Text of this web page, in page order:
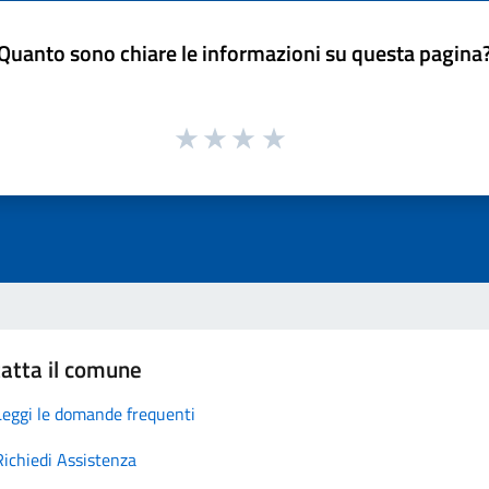
sono chiare le informazioni su questa
il comune
le domande frequenti
Assistenza